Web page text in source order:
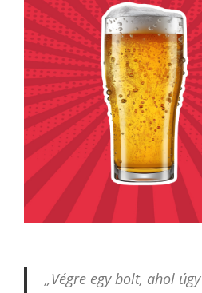
„Végre egy bolt, ahol úgy